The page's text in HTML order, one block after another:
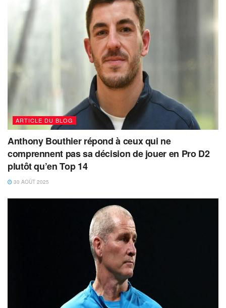
ARTICLE DU BLOG
Anthony Bouthier répond à ceux qui ne
comprennent pas sa décision de jouer en Pro D2
plutôt qu’en Top 14
30 AOÛT 2025